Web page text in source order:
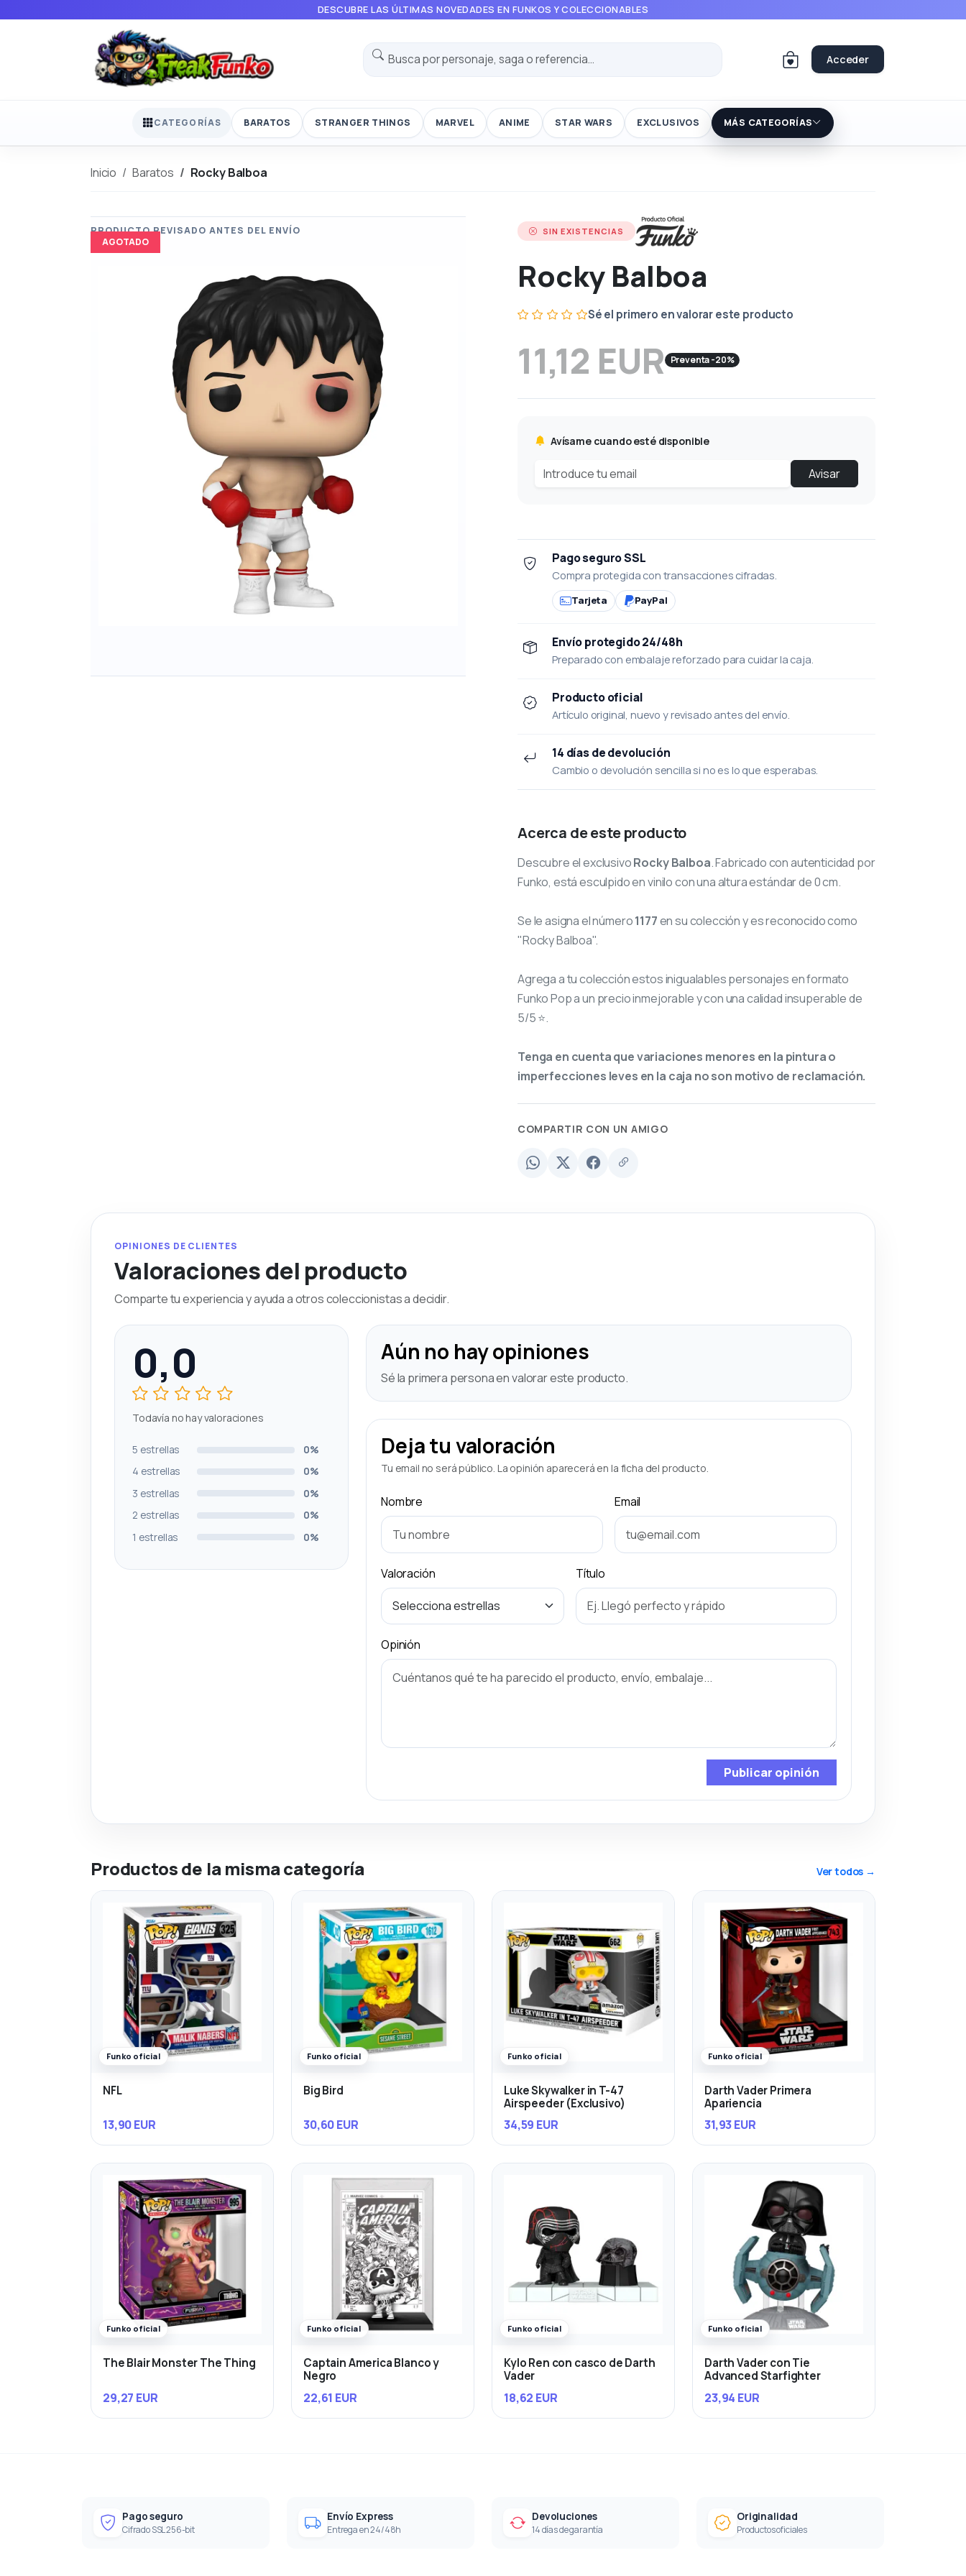
DESCUBRE LAS ÚLTIMAS NOVEDADES EN FUNKOS Y COLECCIONABLES
Acceder
CATEGORÍAS BARATOS STRANGER THINGS MARVEL ANIME STAR WARS EXCLUSIVOS MÁS CATEGORÍAS
Inicio Baratos Rocky Balboa
AGOTADO
SIN EXISTENCIAS
Rocky Balboa
Sé el primero en valorar este producto
11,12 EUR Preventa -20%
Avísame cuando esté disponible
Avisar
Pago seguro SSL
Compra protegida con transacciones cifradas.
Tarjeta PayPal
Envío protegido 24/48h
Preparado con embalaje reforzado para cuidar la caja.
Producto oficial
Artículo original, nuevo y revisado antes del envío.
14 días de devolución
Cambio o devolución sencilla si no es lo que esperabas.
Acerca de este producto
Descubre el exclusivoRocky Balboa. Fabricado con autenticidad por
Funko, está esculpido en vinilo con una altura estándar de 0 cm.
Se le asigna el número1177en su colección y es reconocido como
"Rocky Balboa".
Agrega a tu colección estos inigualables personajes en formato
Funko Pop a un precio inmejorable y con una calidad insuperable de
5/5 ⭐.
Tenga en cuenta que variaciones menores en la pintura o
imperfecciones leves en la caja no son motivo de reclamación.
COMPARTIR CON UN AMIGO
OPINIONES DE CLIENTES
Valoraciones del producto
Comparte tu experiencia y ayuda a otros coleccionistas a decidir.
0,0
Todavía no hay valoraciones
5 estrellas
0%
4 estrellas
0%
3 estrellas
0%
2 estrellas
0%
1 estrellas
0%
Aún no hay opiniones
Sé la primera persona en valorar este producto.
Deja tu valoración
Tu email no será público. La opinión aparecerá en la ficha del producto.
Nombre Email
Valoración Título
Opinión
Publicar opinión
Productos de la misma categoría Ver todos →
Funko oficial
NFL
13,90 EUR
Funko oficial
Big Bird
30,60 EUR
Funko oficial
Luke Skywalker in T-47
Airspeeder (Exclusivo)
34,59 EUR
Funko oficial
Darth Vader Primera
Apariencia
31,93 EUR
Funko oficial
The Blair Monster The Thing
29,27 EUR
Funko oficial
Captain America Blanco y
Negro
22,61 EUR
Funko oficial
Kylo Ren con casco de Darth
Vader
18,62 EUR
Funko oficial
Darth Vader con Tie
Advanced Starfighter
23,94 EUR
Pago seguro
Cifrado SSL 256-bit
Envío Express
Entrega en 24/48h
Devoluciones
14 días de garantía
Originalidad
Productos oficiales